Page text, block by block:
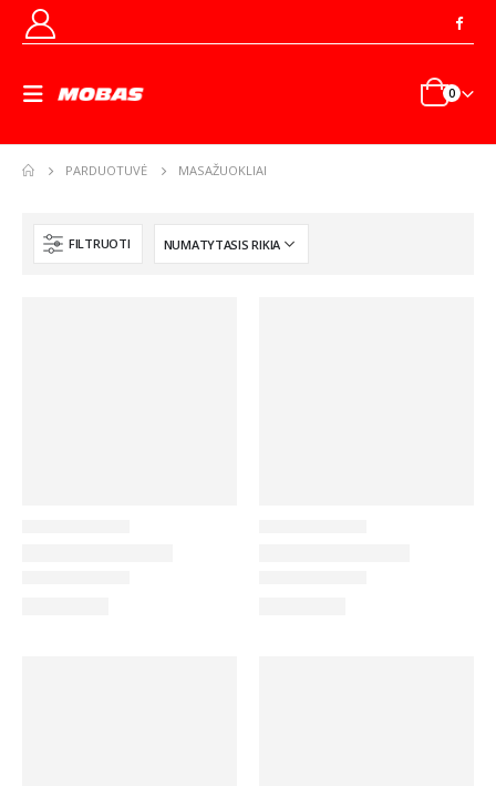
0
PARDUOTUVĖ MASAŽUOKLIAI
FILTRUOTI